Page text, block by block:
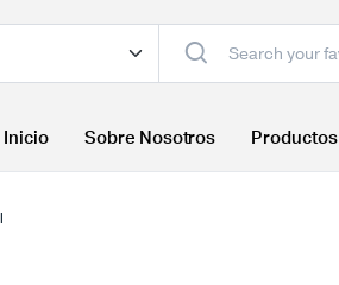
Inicio Sobre Nosotros Productos